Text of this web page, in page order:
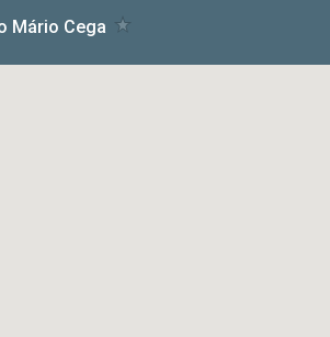
Mário Cega